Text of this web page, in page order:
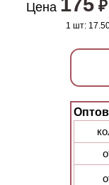
Цена ₽
1 шт: